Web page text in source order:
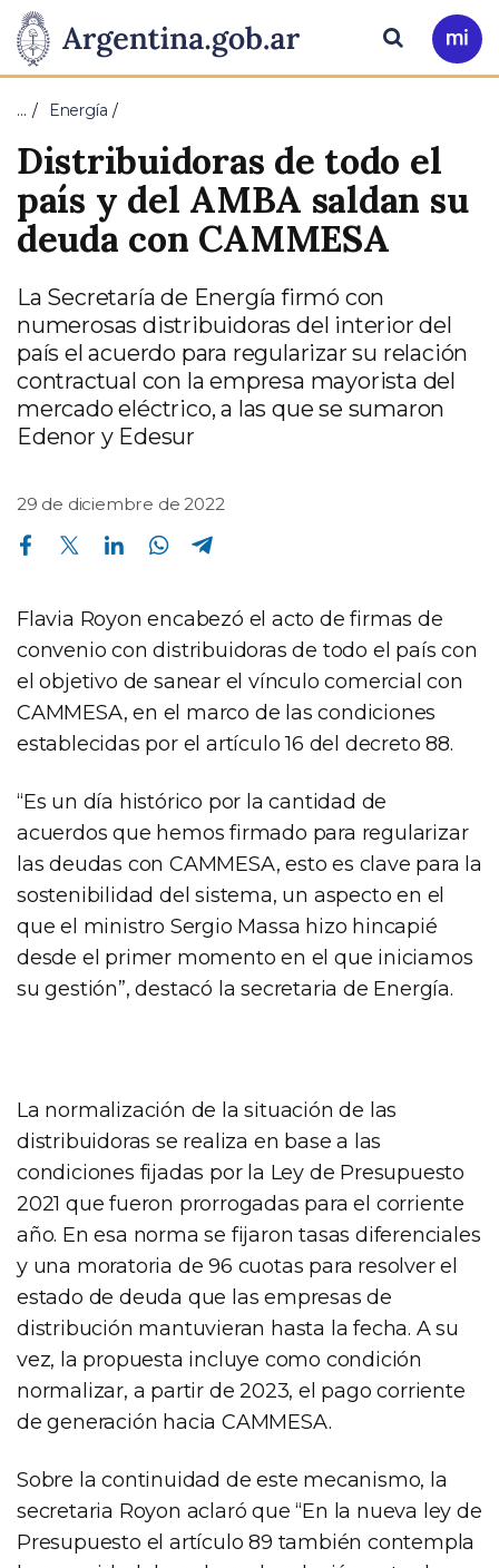
Presidencia
de
la
Nación
Pasar al contenido principal
Ir
a
Buscar
… Energía
Distribuidoras de todo el
país y del AMBA saldan su
deuda con CAMMESA
La Secretaría de Energía firmó con
numerosas distribuidoras del interior del
país el acuerdo para regularizar su relación
contractual con la empresa mayorista del
mercado eléctrico, a las que se sumaron
Edenor y Edesur
29 de diciembre de 2022
Compartir en Facebook Compartir en Twitter Compartir en Linkedin Compartir en Whatsapp
Flavia Royon encabezó el acto de firmas de
convenio con distribuidoras de todo el país con
el objetivo de sanear el vínculo comercial con
CAMMESA, en el marco de las condiciones
establecidas por el artículo 16 del decreto 88.
“Es un día histórico por la cantidad de
acuerdos que hemos firmado para regularizar
las deudas con CAMMESA, esto es clave para la
sostenibilidad del sistema, un aspecto en el
que el ministro Sergio Massa hizo hincapié
desde el primer momento en el que iniciamos
su gestión”, destacó la secretaria de Energía.
La normalización de la situación de las
distribuidoras se realiza en base a las
condiciones fijadas por la Ley de Presupuesto
2021 que fueron prorrogadas para el corriente
año. En esa norma se fijaron tasas diferenciales
y una moratoria de 96 cuotas para resolver el
estado de deuda que las empresas de
distribución mantuvieran hasta la fecha. A su
vez, la propuesta incluye como condición
normalizar, a partir de 2023, el pago corriente
de generación hacia CAMMESA.
Sobre la continuidad de este mecanismo, la
secretaria Royon aclaró que “En la nueva ley de
Presupuesto el artículo 89 también contempla